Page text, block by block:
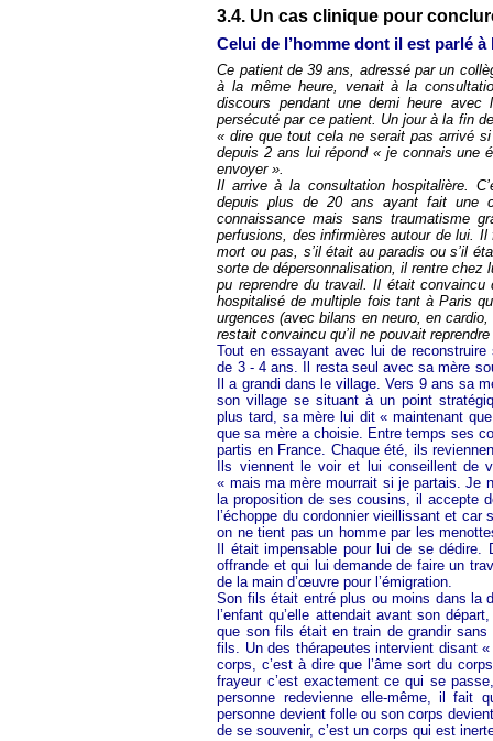
3.4. Un cas clinique pour
Celui de l’homme dont il est parlé
Ce patient de 39 ans, adressé par un
à la même heure, venait à la
discours pendant une demi heure
persécuté par ce patient. Un jour à la fin
« dire que tout cela ne serait pas arrivé
depuis 2 ans lui répond « je connais une
envoyer ».
Il arrive à la consultation hospitalière.
depuis plus de 20 ans ayant fait une
connaissance mais sans traumatisme
perfusions, des infirmières autour de lui.
mort ou pas, s’il était au paradis ou s’il
sorte de dépersonnalisation, il rentre chez
pu reprendre du travail. Il était
hospitalisé de multiple fois tant à Paris
urgences (avec bilans en neuro, en
restait convaincu qu’il ne pouvait
Tout en essayant avec lui de reconstruire
de 3 - 4 ans. Il resta seul avec sa mère
Il a grandi dans le village. Vers 9 ans sa
son village se situant à un point
plus tard, sa mère lui dit « maintenant
que sa mère a choisie. Entre temps ses
partis en France. Chaque été, ils
Ils viennent le voir et lui conseillent de
« mais ma mère mourrait si je partais. Je
la proposition de ses cousins, il accepte
l’échoppe du cordonnier vieillissant et
on ne tient pas un homme par les
Il était impensable pour lui de se
offrande et qui lui demande de faire un
de la main d’œuvre pour l’émigration.
Son fils était entré plus ou moins dans la
l’enfant qu’elle attendait avant son
que son fils était en train de grandir
fils. Un des thérapeutes intervient disant
corps, c’est à dire que l’âme sort du
frayeur c’est exactement ce qui se
personne redevienne elle-même, il fait
personne devient folle ou son corps
de se souvenir, c’est un corps qui est